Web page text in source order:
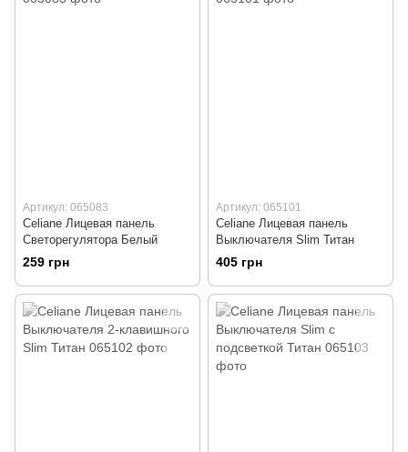
Артикул: 065083
Celiane Лицевая панель
Светорегулятора Белый
259 грн
Артикул: 065101
Celiane Лицевая панель
Выключателя Slim Титан
405 грн